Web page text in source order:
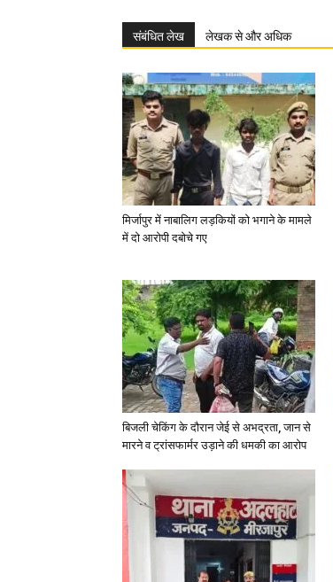
संबंधित लेख लेखक से और अधिक
मिर्जापुर में नाबालिग लड़कियों को भगाने के मामले
में दो आरोपी दबोचे गए
बिजली चेकिंग के दौरान जेई से अभद्रता, जान से
मारने व ट्रांसफार्मर उड़ाने की धमकी का आरोप